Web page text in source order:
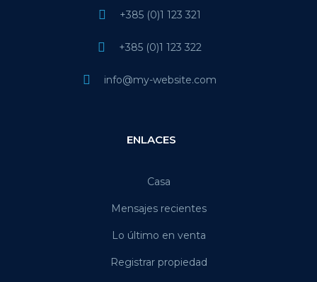
+385 (0)1 123 321
+385 (0)1 123 322
info@my-website.com
ENLACES
Casa
Mensajes recientes
Lo último en venta
Registrar propiedad